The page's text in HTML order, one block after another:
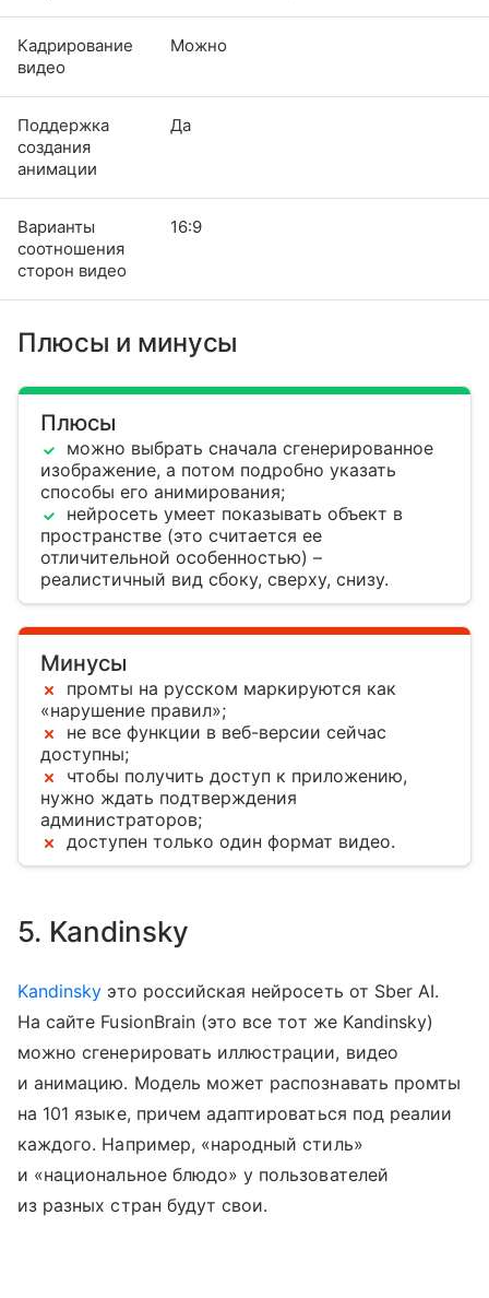
Кадрирование
видео
Можно
Поддержка
создания
анимации
Да
Варианты
соотношения
сторон видео
16:9
Плюсы и минусы
Плюсы
можно выбрать сначала сгенерированное
изображение, а потом подробно указать
способы его анимирования;
нейросеть умеет показывать объект в
пространстве (это считается ее
отличительной особенностью) –
реалистичный вид сбоку, сверху, снизу.
Минусы
промты на русском маркируются как
«нарушение правил»;
не все функции в веб-версии сейчас
доступны;
чтобы получить доступ к приложению,
нужно ждать подтверждения
администраторов;
доступен только один формат видео.
5. Kandinsky
Kandinsky это российская нейросеть от Sber AI.
На сайте FusionBrain (это все тот же Kandinsky)
можно сгенерировать иллюстрации, видео
и анимацию. Модель может распознавать промты
на 101 языке, причем адаптироваться под реалии
каждого. Например, «народный стиль»
и «национальное блюдо» у пользователей
из разных стран будут свои.